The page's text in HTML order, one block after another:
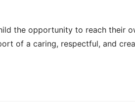
the opportunity to reach their
of a caring, respectful, and